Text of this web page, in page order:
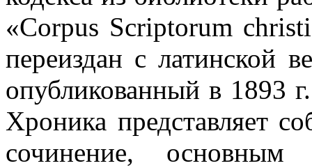
«Corpus Scriptorum
переиздан с латинской
опубликованный в 1893
Хроника представляет
сочинение, основным